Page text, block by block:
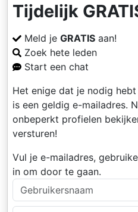
Tijdelijk
Meld je GRATIS aan!
Zoek hete leden
Start een chat
Het enige dat je nodig
is een geldig e-mailadres.
onbeperkt profielen
versturen!
Vul je e-mailadres,
in om door te gaan.